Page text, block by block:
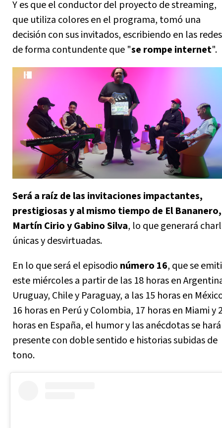
Y es que el conductor del proyecto de streaming,
que utiliza colores en el programa, tomó una
decisión con sus invitados, escribiendo en las redes
de forma contundente que "se rompe internet".
Será a raíz de las invitaciones impactantes,
prestigiosas y al mismo tiempo de El Bananero,
Martín Cirio y Gabino Silva, lo que generará
únicas y desvirtuadas.
En lo que será el episodio número 16, que se
este miércoles a partir de las 18 horas en
Uruguay, Chile y Paraguay, a las 15 horas en
16 horas en Perú y Colombia, 17 horas en Miami y
horas en España, el humor y las anécdotas se
presente con doble sentido e historias subidas de
tono.